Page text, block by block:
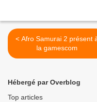
< Afro Samurai 2 présent à
la gamescom
Hébergé par Overblog
Top articles